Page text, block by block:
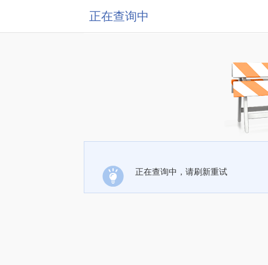
正在查询中
正在查询中，请刷新重试